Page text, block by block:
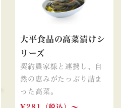
大平食品の高菜漬けシ
リーズ
契約農家様と連携し、自
然の恵みがたっぷり詰ま
った高菜。